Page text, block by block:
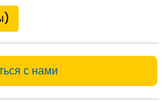
с нами